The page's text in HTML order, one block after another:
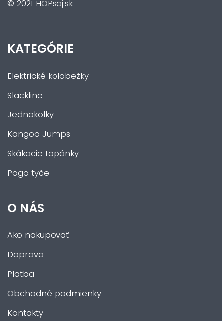
© 2021 HOPsaj.sk
KATEGÓRIE
Elektrické kolobežky
Slackline
Jednokolky
Kangoo Jumps
Skákacie topánky
Pogo tyče
O NÁS
Ako nakupovať
Doprava
Platba
Obchodné podmienky
Kontakty